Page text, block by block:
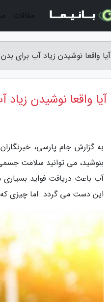
آیا واقعا نوشیدن زیاد آب برای
آیا واقعا نوشیدن
به گزارش جام پارسی،
بنوشید، می توانید سلامت
آب باعث دریافت فواید بسیاری
این دست می گردد. اما چیزی
مقالات